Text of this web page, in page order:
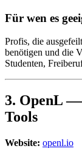
Für wen es
Profis, die
benötigen und die
Studenten,
3. OpenL
Tools
Website: openl.io